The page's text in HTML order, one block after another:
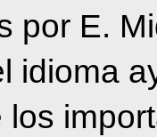
por E.
los